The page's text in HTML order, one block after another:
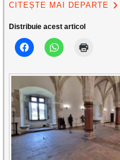
CITEȘTE MAI DEPARTE
Distribuie acest articol